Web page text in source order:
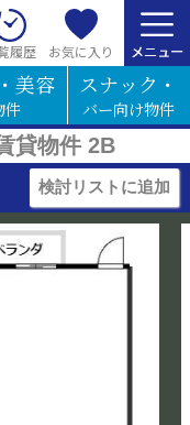
履歴 お気に入り
美容
件
スナック・
バー向け物件
貸物件 2B
検討リストに追加